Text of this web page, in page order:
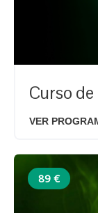
Curso
VER
89 €